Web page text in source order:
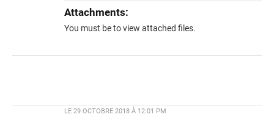
Attachments:
You must beto view attached files.
LE 29 OCTOBRE 2018 À 12:01 PM